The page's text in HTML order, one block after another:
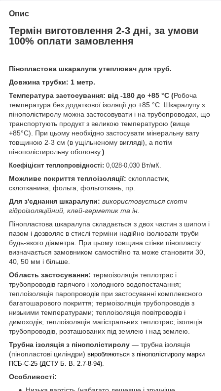
Опис
Термін виготовлення 2-3 дні, за умови
100% оплати замовлення
Пінопластова шкаралупа утеплювач для труб.
Довжина трубки: 1 метр.
Температура застосування: від -180 до +85 °С (Робоча
температура без додаткової ізоляції до +85 °С. Шкаралупу з
пінополістиролу можна застосовувати і на трубопроводах, що
транспортують продукт з великою температурою (вище
+85°С). При цьому необхідно застосувати мінеральну вату
товщиною 2-3 см (в ущільненому вигляді), а потім
пінополістирольну оболонку.)
Коефіцієнт теплопровідності: 0,028-0,030 Вт/мК.
Можливе покриття теплоізоляції: склопластик,
склотканина, фольга, фольготкань, пр.
Для з'єднання шкаралупи: використовується скотч
гідроізоляційний, клей-герметик та ін.
Пінопластова шкаралупа складається з двох частин з шипом і
пазом і дозволяє в стислі терміни надійно ізолювати труби
будь-якого діаметра. При цьому товщина стінки пінопласту
визначається замовником самостійно та може становити 30,
40, 50 мм і більше.
Область застосування: термоізоляція теплотрас і
трубопроводів гарячого і холодного водопостачання;
теплоізоляція паропроводів при застосуванні комплексного
багатошарового покриття; термоізоляція трубопроводів з
низькими температурами; теплоізоляція повітроводів і
димоходів; теплоізоляція магістральних теплотрас; ізоляція
трубопроводів, розташованих під землею і над землею.
Трубна ізоляція з пінополістиролу — трубна ізоляція
(пінопластові циліндри) виробляються з пінополістиролу марки
ПСБ-С-25 (ДСТУ Б. В. 2.7-8-94).
Особливості: